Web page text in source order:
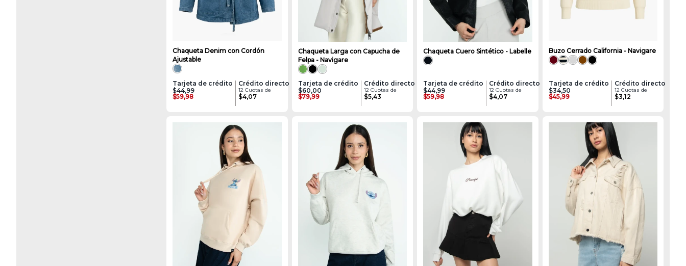
Chaqueta Denim con Cordón
Ajustable
Tarjeta de crédito
$44,99
$59,98
Crédito directo
12 Cuotas de
$4,07
Chaqueta Larga con Capucha de
Felpa - Navigare
Tarjeta de crédito
$60,00
$79,99
Crédito directo
12 Cuotas de
$5,43
Chaqueta Cuero Sintético - Labelle
Tarjeta de crédito
$44,99
$59,98
Crédito directo
12 Cuotas de
$4,07
Buzo Cerrado California - Navigare
Tarjeta de crédito
$34,50
$45,99
Crédito directo
12 Cuotas de
$3,12